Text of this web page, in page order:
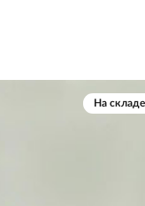
На складе